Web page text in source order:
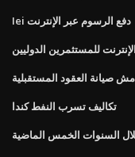
Iei دفع الرسوم عبر الإنترنت
للمستثمرين الدوليين
صيانة العقود المستقبلية
تكاليف تسرب النفط كندا
السنوات الخمس الماضية